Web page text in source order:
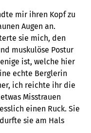
mir ihren Kopf zu
Augen an.
sie mich, den
muskulöse Postur
ist, welche hier
echte Berglerin
ich reichte ihr die
Misstrauen
einen Ruck. Sie
sie am Hals